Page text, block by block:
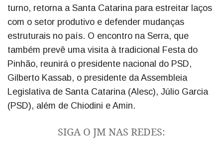
turno, retorna a Santa Catarina para estreitar laços
com o setor produtivo e defender mudanças
estruturais no país. O encontro na Serra, que
também prevê uma visita à tradicional Festa do
Pinhão, reunirá o presidente nacional do PSD,
Gilberto Kassab, o presidente da Assembleia
Legislativa de Santa Catarina (Alesc), Júlio Garcia
(PSD), além de Chiodini e Amin.
SIGA O JM NAS REDES: